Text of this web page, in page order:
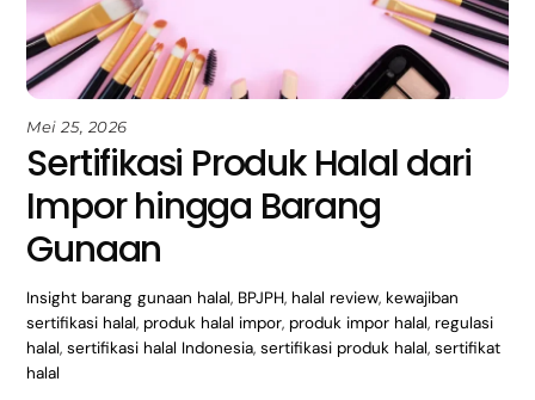
Mei 25, 2026
Sertifikasi Produk Halal dari
Impor hingga Barang
Gunaan
Insight barang gunaan halal, BPJPH, halal review, kewajiban
sertifikasi halal, produk halal impor, produk impor halal, regulasi
halal,sertifikasi halal Indonesia,sertifikasi produk halal,sertifikat
halal